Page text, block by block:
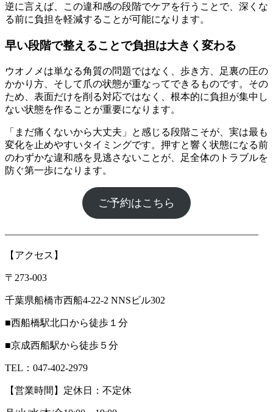
逆に言えば、この違和感の段階でケアを行うことで、深くな
る前に負担を軽減することが可能になります。
早い段階で整えることで負担は大きく変わる
ウオノメは単なる角質の問題ではなく、歩き方、足裏の圧の
かかり方、そして爪の状態が重なってできるものです。その
ため、表面だけを削る対応ではなく、根本的に負担が集中し
ない状態を作ることが重要になります。
「まだ痛くないから大丈夫」と感じる段階こそが、実は最も
変化を止めやすいタイミングです。押すと響く状態になる前
のわずかな違和感を見逃さないことが、足全体のトラブルを
防ぐ第一歩になります。
ご予約はこちら
――――――――――――――――――――――――――
【アクセス】
〒273-003
千葉県船橋市西船4-22-2 NNSビル302
■西船橋駅北口から徒歩１分
■京成西船駅から徒歩５分
TEL：047-402-2979
【営業時間】定休日：不定休